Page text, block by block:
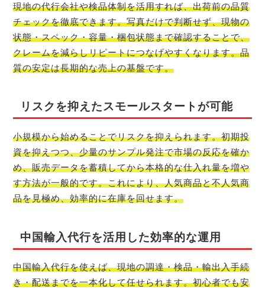
現地の代行会社や検品体制を活用すれば、出荷前の品質
チェックを徹底できます。写真だけで判断せず、現物の
状態・スペック・容量・梱包状態まで確認することで、
クレームを減らしリピートにつなげやすくなります。品
質の安定は長期的な売上の基盤です。
リスクを抑えたスモールスタートが可能
小規模から始めることでリスクを抑えられます。初期投
資を抑えつつ、少量のサンプル発注で市場の反応を確か
め、販売データを蓄積してから本格的な仕入れ量を増や
す方法が一般的です。これにより、人気商品と不人気商
品を見極め、効率的に在庫を回せます。
中国輸入代行を活用した効率的な運用
中国輸入代行を使えば、現地の調達・検品・輸出入手続
き・配送までを一本化して任せられます。初心者でも安